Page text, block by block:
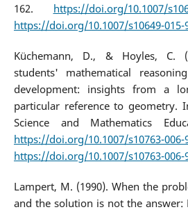
162. https://doi.org/10.1007/
https://doi.org/10.1007/s10649-015-
Küchemann, D., & Hoyles, C.
students' mathematical
development: insights from a
particular reference to geometry.
Science and Mathematics
https://doi.org/10.1007/s10763-006-
https://doi.org/10.1007/s10763-006-
Lampert, M. (1990). When the
and the solution is not the answer: